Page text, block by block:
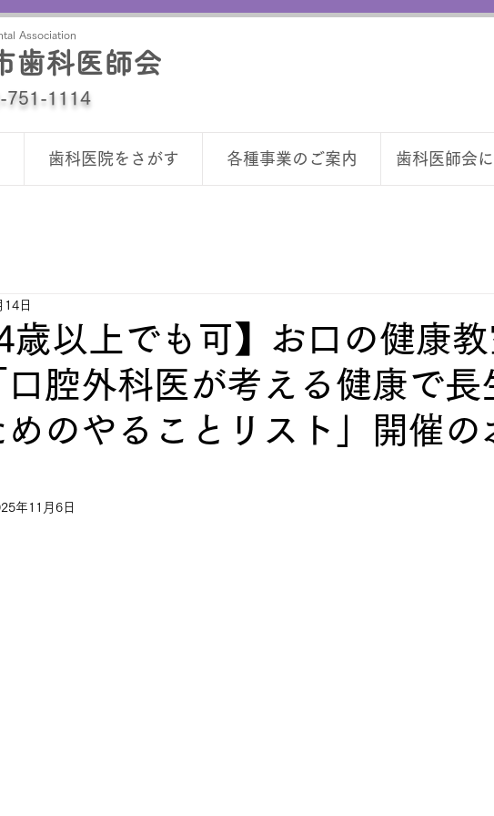
Association
歯科医師会
751-1114
歯科医院をさがす 各種事業のご案内 歯科医師会
歳以上でも可】お口の健康
口腔外科医が考える健康で長
めのやることリスト」開催の
14日
年11月6日